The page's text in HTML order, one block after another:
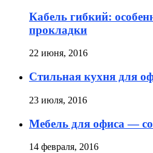
Кабель гибкий:
прокладки
22 июня, 2016
Стильная кухня для
23 июля, 2016
Мебель для офиса —
14 февраля, 2016